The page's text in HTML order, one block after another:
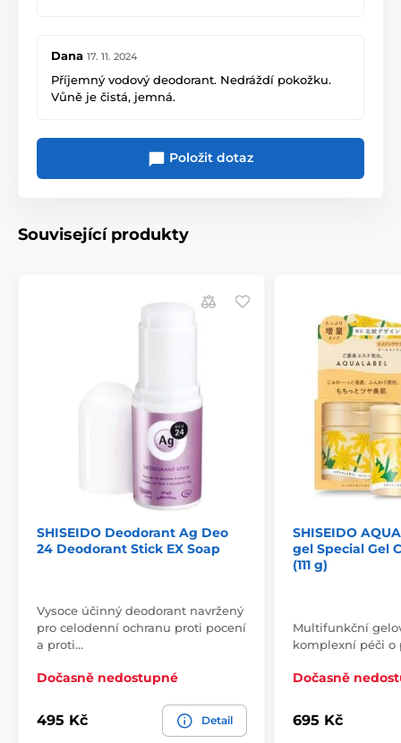
Dana 17. 11. 2024
Příjemný vodový deodorant. Nedráždí pokožku.
Vůně je čistá, jemná.
Položit dotaz
Související produkty
SHISEIDO Deodorant Ag Deo
24 Deodorant Stick EX Soap
Vysoce účinný deodorant navržený
pro celodenní ochranu proti pocení
a proti…
Dočasně nedostupné
495 Kč Detail
SHISEIDO
gel Special Gel
(111 g)
Multifunkční
komplexní péči o
Dočasně
695 Kč